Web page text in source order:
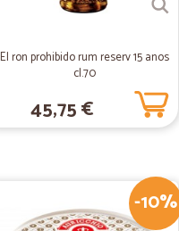
El ron prohibido rum reserv 15 anos
cl.70
45,75 €
-10%